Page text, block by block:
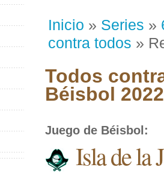
Inicio » Series »
contra todos »
Todos
Béisbol 2022
Juego de Béisbol :
Isla de la